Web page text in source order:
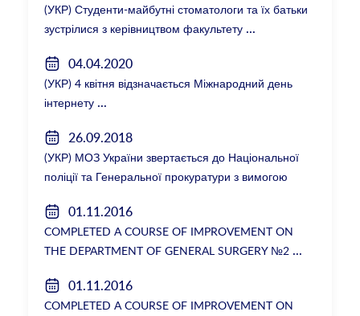
(УКР) Студенти-майбутні стоматологи та їх батьки
зустрілися з керівництвом факультету
04.04.2020
(УКР) 4 квітня відзначається Міжнародний день
інтернету
26.09.2018
(УКР) МОЗ України звертається до Національної
поліції та Генеральної прокуратури з вимогою
ректорки НМУ Катерини Амосової
01.11.2016
COMPLETED A COURSE OF IMPROVEMENT ON
THE DEPARTMENT OF GENERAL SURGERY №2
01.11.2016
COMPLETED A COURSE OF IMPROVEMENT ON